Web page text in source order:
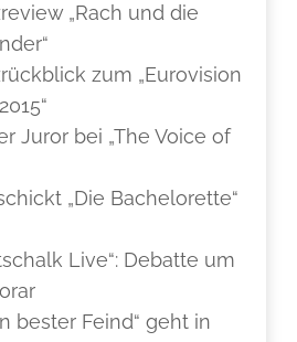
„Rach und die
zum „Eurovision
Juror bei „The Voice of
„Die Bachelorette“
Live“: Debatte um
bester Feind“ geht in